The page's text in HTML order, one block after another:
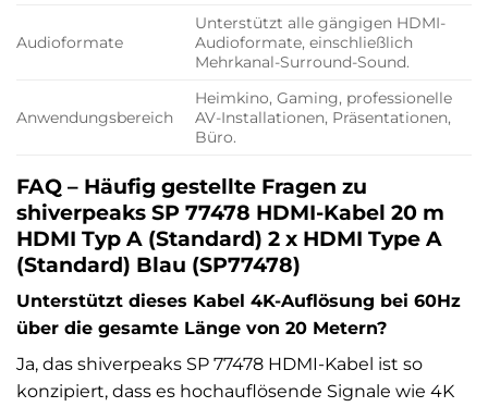
Audioformate
Unterstützt alle gängigen HDMI-
Audioformate, einschließlich
Mehrkanal-Surround-Sound.
Anwendungsbereich
Heimkino, Gaming, professionelle
AV-Installationen, Präsentationen,
Büro.
FAQ – Häufig gestellte Fragen zu
shiverpeaks SP 77478 HDMI-Kabel 20 m
HDMI Typ A (Standard) 2 x HDMI Type A
(Standard) Blau (SP77478)
Unterstützt dieses Kabel 4K-Auflösung bei 60Hz
über die gesamte Länge von 20 Metern?
Ja, das shiverpeaks SP 77478 HDMI-Kabel ist so
konzipiert, dass es hochauflösende Signale wie 4K